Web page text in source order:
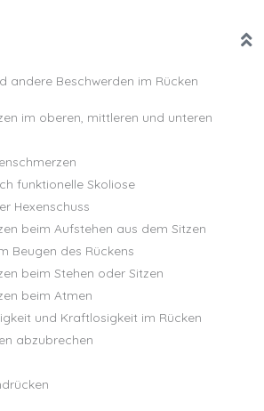
andere Beschwerden im Rücken
im oberen, mittleren und unteren
funktionelle Skoliose
Hexenschuss
beim Aufstehen aus dem Sitzen
Beugen des Rückens
beim Stehen oder Sitzen
beim Atmen
und Kraftlosigkeit im Rücken
abzubrechen